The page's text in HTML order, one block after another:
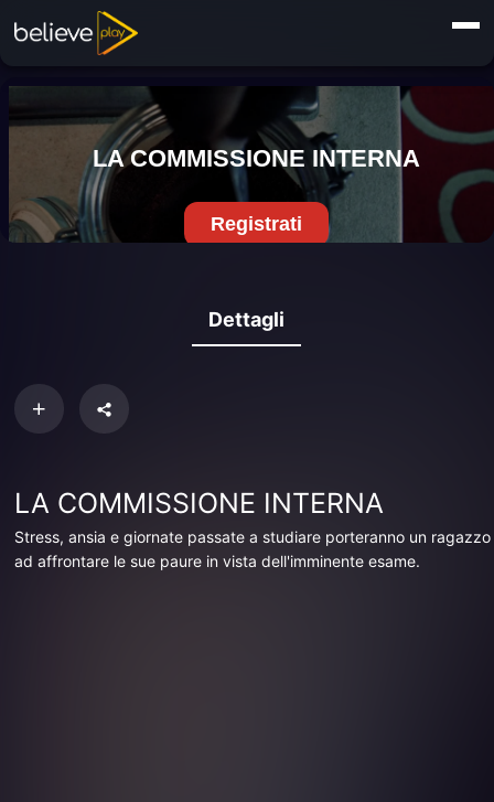
Dettagli
LA COMMISSIONE INTERNA
Stress, ansia e giornate passate a studiare porteranno un ragazzo
ad affrontare le sue paure in vista dell'imminente esame.